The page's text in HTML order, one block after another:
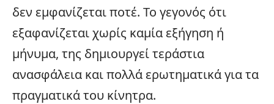
δεν εμφανίζεται ποτέ. Το γεγονός ότι
εξαφανίζεται χωρίς καμία εξήγηση ή
μήνυμα, της δημιουργεί τεράστια
ανασφάλεια και πολλά ερωτηματικά για τα
πραγματικά του κίνητρα.